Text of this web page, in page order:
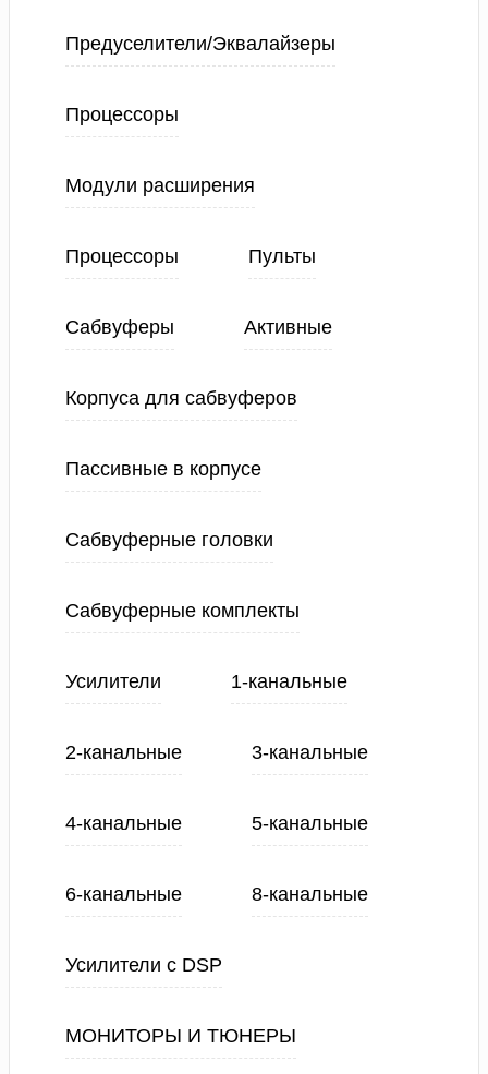
Предуселители/Эквалайзеры
Процессоры
Модули расширения
Процессоры Пульты
Сабвуферы Активные
Корпуса для сабвуферов
Пассивные в корпусе
Сабвуферные головки
Сабвуферные комплекты
Усилители 1-канальные
2-канальные 3-канальные
4-канальные 5-канальные
6-канальные 8-канальные
Усилители с DSP
МОНИТОРЫ И ТЮНЕРЫ